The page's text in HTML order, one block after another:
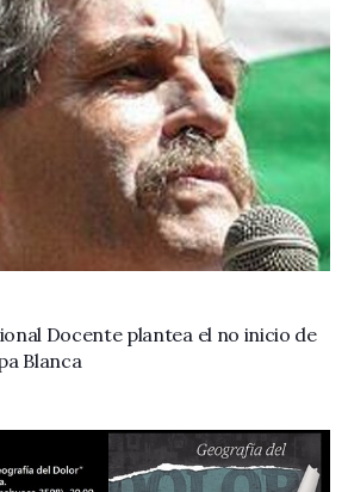
Docente plantea el no inicio de
Blanca